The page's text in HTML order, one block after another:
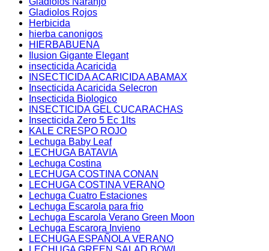
Gladiolos Rojos
Herbicida
hierba canonigos
HIERBABUENA
Ilusion Gigante Elegant
insecticida Acaricida
INSECTICIDA ACARICIDA ABAMAX
Insecticida Acaricida Selecron
Insecticida Biologico
INSECTICIDA GEL CUCARACHAS
Insecticida Zero 5 Ec 1lts
KALE CRESPO ROJO
Lechuga Baby Leaf
LECHUGA BATAVIA
Lechuga Costina
LECHUGA COSTINA CONAN
LECHUGA COSTINA VERANO
Lechuga Cuatro Estaciones
Lechuga Escarola para frio
Lechuga Escarola Verano Green Moon
Lechuga Escarora Invieno
LECHUGA ESPAÑOLA VERANO